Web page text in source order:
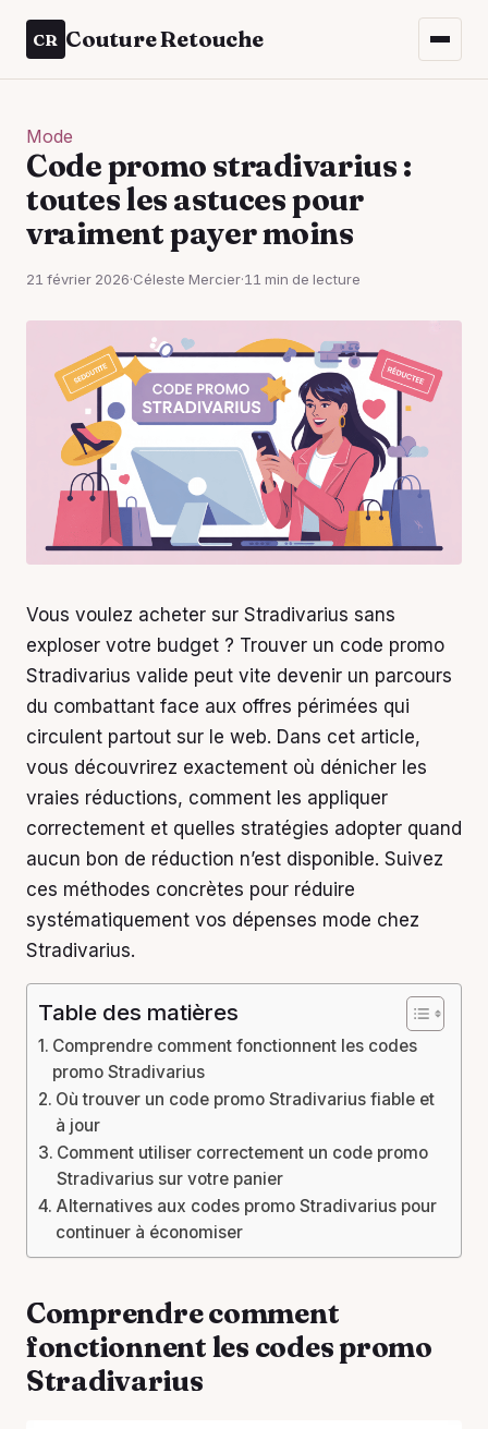
CR Couture Retouche
Mode
Code promo stradivarius :
toutes les astuces pour
vraiment payer moins
21 février 2026·Céleste Mercier·11 min de lecture
Vous voulez acheter sur Stradivarius sans
exploser votre budget ? Trouver un code promo
Stradivarius valide peut vite devenir un parcours
du combattant face aux offres périmées qui
circulent partout sur le web. Dans cet article,
vous découvrirez exactement où dénicher les
vraies réductions, comment les appliquer
correctement et quelles stratégies adopter quand
aucun bon de réduction n’est disponible. Suivez
ces méthodes concrètes pour réduire
systématiquement vos dépenses mode chez
Stradivarius.
Table des matières
Comprendre comment fonctionnent les codes
promo Stradivarius
Où trouver un code promo Stradivarius fiable et
à jour
Comment utiliser correctement un code promo
Stradivarius sur votre panier
Alternatives aux codes promo Stradivarius pour
continuer à économiser
Comprendre comment
fonctionnent les codes promo
Stradivarius